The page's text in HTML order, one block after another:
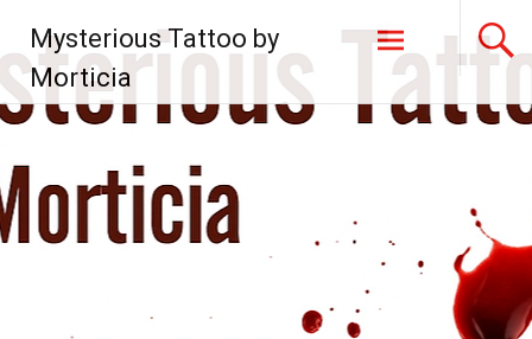
Inhalt
springen
Mysterious Tattoo by
Morticia